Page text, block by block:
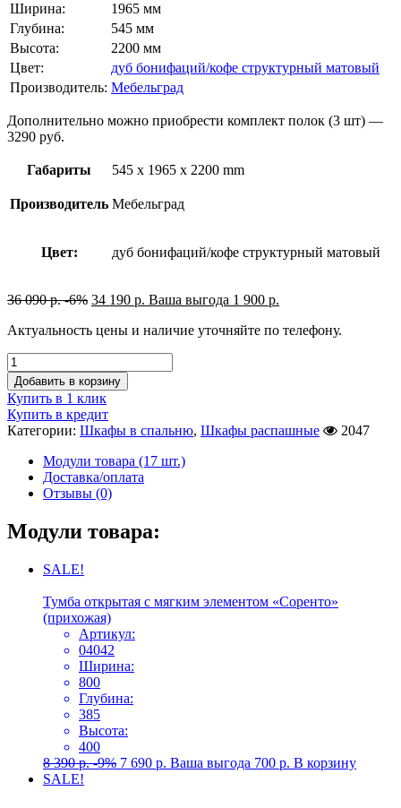
Ширина:
1965 мм
Глубина:
545 мм
Высота:
2200 мм
Цвет:
дуб бонифаций/кофе структурный матовый
Производитель: Мебельград
Дополнительно можно приобрести комплект полок (3 шт) —
3290 руб.
Габариты 545 x 1965 x 2200 mm
Производитель Мебельград
Цвет: дуб бонифаций/кофе структурный матовый
36 090р. -6% 34 190 р. Ваша выгода 1 900 р.
Актуальность цены и наличие уточняйте по телефону.
Добавить в корзину
Купить в 1 клик
Купить в кредит
Категории: Шкафы в спальню, Шкафы распашные
2047
Модули товара (17 шт.)
Доставка/оплата
Отзывы (0)
Модули товара:
SALE!
Тумба открытая с мягким элементом «Соренто»
(прихожая)
Артикул:
04042
Ширина:
800
Глубина:
385
Высота:
400
8 390р. -9% 7 690 р. Ваша выгода 700 р. В корзину
SALE!